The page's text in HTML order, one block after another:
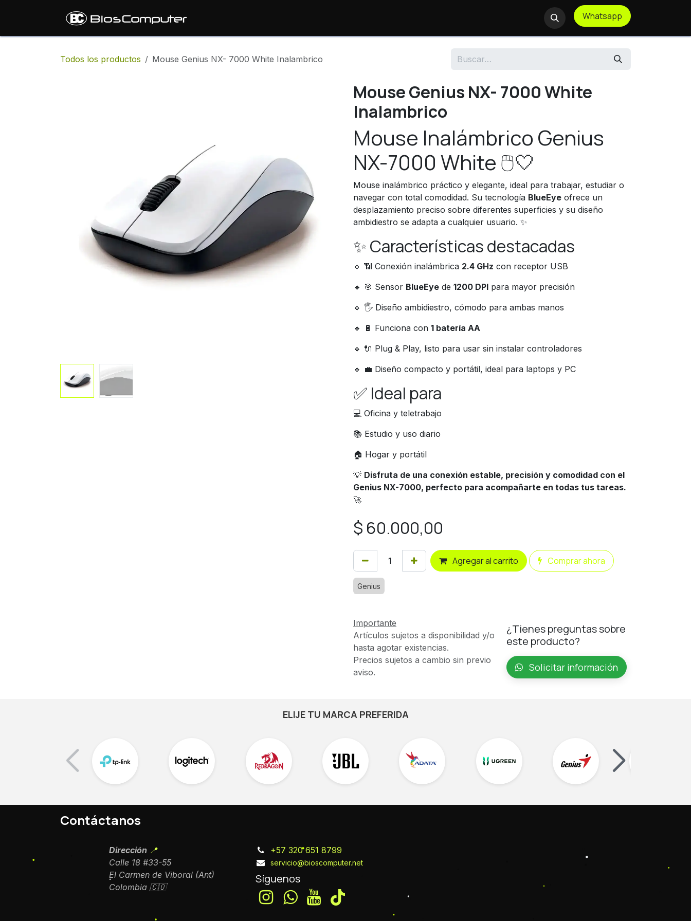
Whatsapp
Todos los productos Mouse Genius NX- 7000 White Inalambrico
Mouse Genius NX- 7000 White
Inalambrico
Mouse Inalámbrico Genius
NX-7000 White 🖱️🤍
Mouse inalámbrico práctico y elegante, ideal para trabajar, estudiar o
navegar con total comodidad. Su tecnología BlueEye ofrece un
desplazamiento preciso sobre diferentes superficies y su diseño
ambidiestro se adapta a cualquier usuario. ✨
✨ Características destacadas
🔹 📶 Conexión inalámbrica 2.4 GHz con receptor USB
🔹 🎯 Sensor BlueEye de 1200 DPI para mayor precisión
🔹 🖐️ Diseño ambidiestro, cómodo para ambas manos
🔹 🔋 Funciona con 1 batería AA
🔹 🔌 Plug & Play, listo para usar sin instalar controladores
🔹 💼 Diseño compacto y portátil, ideal para laptops y PC
✅ Ideal para
💻 Oficina y teletrabajo
📚 Estudio y uso diario
🏠 Hogar y portátil
💡 Disfruta de una conexión estable, precisión y comodidad con el
Genius NX-7000, perfecto para acompañarte en todas tus tareas.
🚀
$ 60.000,00
Agregar al carrito Comprar ahora
Genius
Importante
Artículos sujetos a disponibilidad y/o
hasta agotar existencias.
Precios sujetos a cambio sin previo
aviso.
¿Tienes preguntas sobre
este producto?
Solicitar información
ELIJE TU MARCA PREFERIDA
Contáctanos
Dirección 📍
Calle 18 #33-55
El Carmen de Viboral (Ant)
Colombia 🇨🇴
+57 320 651 8799
servicio@bioscomputer.net
Síguenos